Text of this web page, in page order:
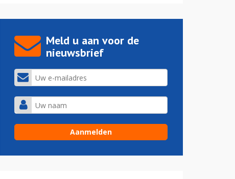
Meld u aan voor de
nieuwsbrief